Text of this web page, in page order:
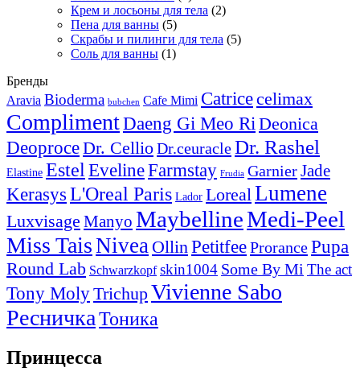
Крем и лосьоны для тела (2)
Пена для ванны (5)
Скрабы и пилинги для тела (5)
Соль для ванны (1)
Бренды
Aravia Bioderma bubchen Cafe Mimi Catricecelimax
ComplimentDaeng Gi Meo RiDeonica
DeoproceDr. CellioDr.ceuracleDr. Rashel
Elastine Estel EvelineFarmstay Frudia GarnierJade
KerasysL'Oreal Paris Lador LorealLumene
Luxvisage Manyo MaybellineMedi-Peel
Miss TaisNivea OllinPetitfeeProrancePupa
Round Lab Schwarzkopf skin1004 Some By Mi The act
Tony MolyTrichupVivienne Sabo
РесничкаТоника
Принцесса